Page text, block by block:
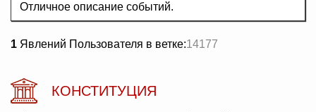
Отличное описание событий.
1 Явлений Пользователя в ветке:14177
КОНСТИТУЦИЯ